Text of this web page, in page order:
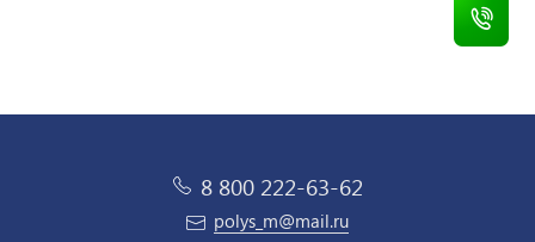
8 800 222-63-62
polys_m@mail.ru